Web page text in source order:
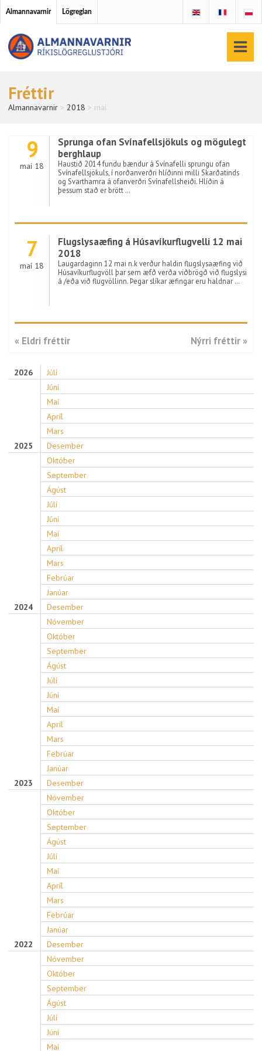
Almannavarnir Lögreglan
Fréttir
Almannavarnir > 2018 > maí
2026
Júlí
Júní
Maí
Apríl
Mars
2025
Desember
Október
September
Ágúst
Júlí
Júní
Maí
Apríl
Mars
Febrúar
Janúar
2024
Desember
Nóvember
Október
September
Ágúst
Júlí
Júní
Maí
Apríl
Mars
Febrúar
Janúar
2023
Desember
Nóvember
Október
September
Ágúst
Júlí
Maí
Apríl
Mars
Febrúar
Janúar
2022
Desember
Nóvember
Október
September
Ágúst
Júlí
Júní
Maí
9
maí 18
Sprunga ofan Svínafellsjökuls og mögulegt
berghlaup
Haustið 2014 fundu bændur á Svínafelli sprungu ofan
Svínafellsjökuls, í norðanverðri hlíðinni milli Skarðatinds
og Svarthamra á ofanverðri Svínafellsheiði. Hlíðin á
þessum stað er brött …
7
maí 18
Flugslysaæfing á Húsavíkurflugvelli 12 mai
2018
Laugardaginn 12 mai n.k verður haldin flugslysaæfing við
Húsavíkurflugvöll þar sem æfð verða viðbrögð við flugslysi
á /eða við flugvöllinn. Þegar slíkar æfingar eru haldnar …
« Eldri fréttir Nýrri fréttir »